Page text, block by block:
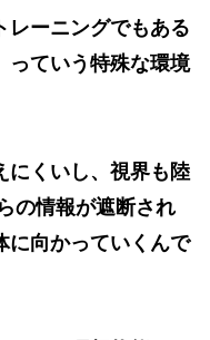
レーニングでもある
っていう特殊な環境
にくいし、視界も陸
の情報が遮断され
に向かっていくんで